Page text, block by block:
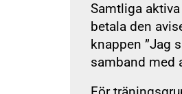
Samtliga
betala den
knappen ”Jag
samband med